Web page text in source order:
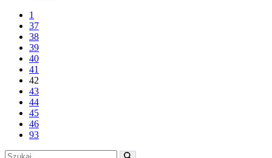
1
37
38
39
40
41
42
43
44
45
46
93